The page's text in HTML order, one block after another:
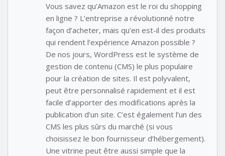
Vous savez qu’Amazon est le roi du shopping
en ligne ? L’entreprise a révolutionné notre
façon d’acheter, mais qu’en est-il des produits
qui rendent l’expérience Amazon possible ?
De nos jours, WordPress est le système de
gestion de contenu (CMS) le plus populaire
pour la création de sites. Il est polyvalent,
peut être personnalisé rapidement et il est
facile d’apporter des modifications après la
publication d’un site. C’est également l’un des
CMS les plus sûrs du marché (si vous
choisissez le bon fournisseur d’hébergement).
Une vitrine peut être aussi simple que la